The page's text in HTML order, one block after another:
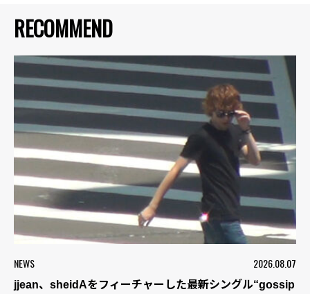
RECOMMEND
NEWS 2026.08.07
jjean、sheidAをフィーチャーした最新シングル“gossip